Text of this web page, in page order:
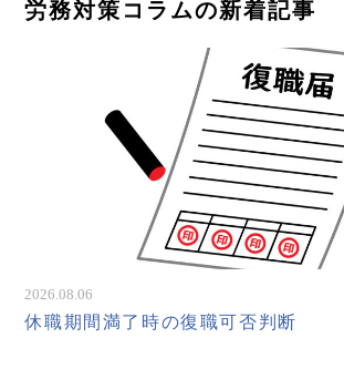
労務対策コラムの新着記事
2026.08.06
休職期間満了時の復職可否判断